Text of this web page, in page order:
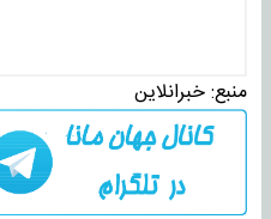
منبع:خبرانلاین